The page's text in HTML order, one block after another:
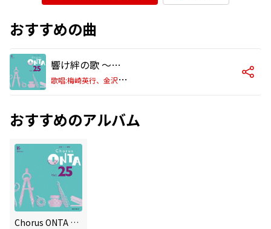
おすすめの曲
響け絆の歌 ～合唱コンクールに捧げる～(バス)
歌
唱:梅崎英行、金沢 平、福永一博 ピアノ:山内知子
おすすめのアルバム
Chorus ONTA Vol.25 教育芸術社